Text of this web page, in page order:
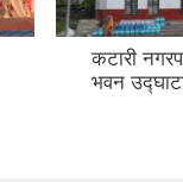
कटारी
भवन